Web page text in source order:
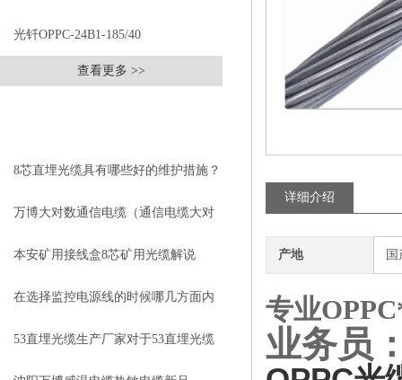
光钎OPPC-24B1-185/40
查看更多 >>
8芯直埋光缆具有哪些好的维护措施？
万博大对数通信电缆（通信电缆大对
数）的应用
本安矿用接线盒8芯矿用光缆解说
在选择监控电源线的时候哪几方面内
容需要格外注意
53直埋光缆生产厂家对于53直埋光缆
详细介绍
产地 国
专业
业务员